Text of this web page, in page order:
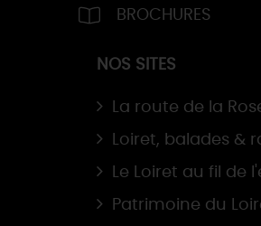
BROCHURES
NOS SITES
La route de la
Loiret, balades &
Le Loiret au fil de
Patrimoine du